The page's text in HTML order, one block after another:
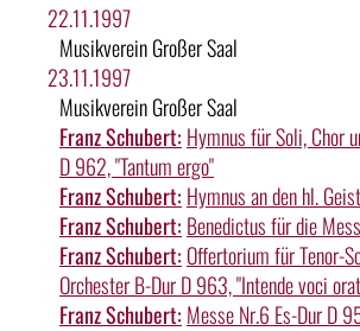
22.11.1997
Musikverein Großer Saal
23.11.1997
Musikverein Großer Saal
Franz Schubert: Hymnus für Soli, Chor
D 962, "Tantum ergo"
Franz Schubert: Hymnus an den hl. Geist
Franz Schubert: Benedictus für die
Franz Schubert: Offertorium für Tenor-
Orchester B-Dur D 963, "Intende voci
Franz Schubert: Messe Nr.6 Es-Dur D